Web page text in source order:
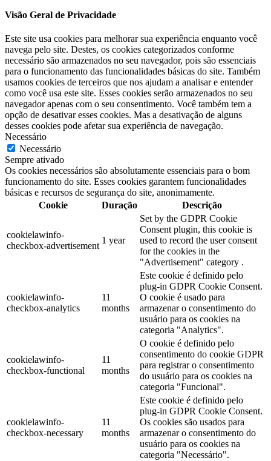
Visão Geral de Privacidade
Este site usa cookies para melhorar sua experiência enquanto você
navega pelo site. Destes, os cookies categorizados conforme
necessário são armazenados no seu navegador, pois são essenciais
para o funcionamento das funcionalidades básicas do site. Também
usamos cookies de terceiros que nos ajudam a analisar e entender
como você usa este site. Esses cookies serão armazenados no seu
navegador apenas com o seu consentimento. Você também tem a
opção de desativar esses cookies. Mas a desativação de alguns
desses cookies pode afetar sua experiência de navegação.
Necessário
Necessário
Sempre ativado
Os cookies necessários são absolutamente essenciais para o bom
funcionamento do site. Esses cookies garantem funcionalidades
básicas e recursos de segurança do site, anonimamente.
Cookie
Duração Descrição
cookielawinfo-
checkbox-advertisement
1 year
Set by the GDPR Cookie
Consent plugin, this cookie is
used to record the user consent
for the cookies in the
"Advertisement" category .
cookielawinfo-
checkbox-analytics
11
months
Este cookie é definido pelo
plug-in GDPR Cookie Consent.
O cookie é usado para
armazenar o consentimento do
usuário para os cookies na
categoria "Analytics".
cookielawinfo-
checkbox-functional
11
months
O cookie é definido pelo
consentimento do cookie GDPR
para registrar o consentimento
do usuário para os cookies na
categoria "Funcional".
cookielawinfo-
checkbox-necessary
11
months
Este cookie é definido pelo
plug-in GDPR Cookie Consent.
Os cookies são usados para
armazenar o consentimento do
usuário para os cookies na
categoria "Necessário".